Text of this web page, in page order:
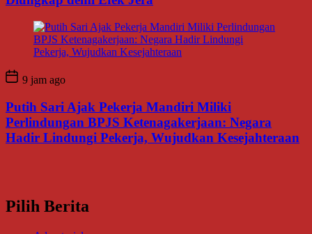
9 jam ago
Putih Sari Ajak Pekerja Mandiri Miliki
Perlindungan BPJS Ketenagakerjaan: Negara
Hadir Lindungi Pekerja, Wujudkan Kesejahteraan
Pilih Berita